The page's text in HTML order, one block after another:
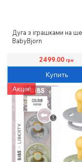
Дуга з іграшками на
BabyBjorn
2499.00грн
Купить
Акція!